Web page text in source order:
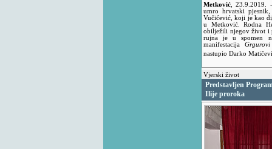
Metković ,23.9.2019.
umro hrvatski
Vučićević, koji je kao
u Metković. Rodna
obilježili njegov život i
rujna je u spomen
manifestacija
nastupio Darko
Vjerski život
Predstavljen
Ilije proroka